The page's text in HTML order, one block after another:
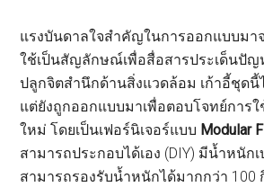
แรงบันดาลใจสำคัญในการออกแบบมา
ใช้เป็นสัญลักษณ์เพื่อสื่อสารประเด็นปั
ปลูกจิตสำนึกด้านสิ่งแวดล้อม เก้าอี้ชุดนี้
แต่ยังถูกออกแบบมาเพื่อตอบโจทย์การ
ใหม่ โดยเป็นเฟอร์นิเจอร์แบบ Modular
สามารถประกอบได้เอง (DIY) มีน้ำหนัก
สามารถรองรับน้ำหนักได้มากกว่า 100